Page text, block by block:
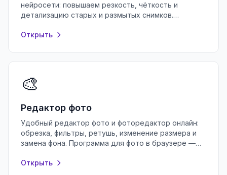
нейросети: повышаем резкость, чёткость и
детализацию старых и размытых снимков.
Открыть
🎨
Редактор фото
Удобный редактор фото и фоторедактор онлайн:
обрезка, фильтры, ретушь, изменение размера и
замена фона. Программа для фото в браузере —
Открыть